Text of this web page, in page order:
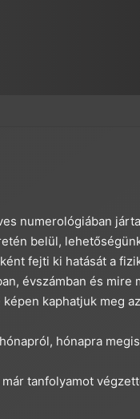
numerológiában
belül,
fejti ki hatását a
évszámban és mire
kaphatjuk meg
hónapra
tanfolyamot